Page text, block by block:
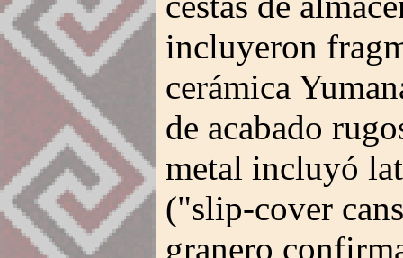
incluyeron
cerámica
de acabado
metal incluyó
("slip-cover
granero